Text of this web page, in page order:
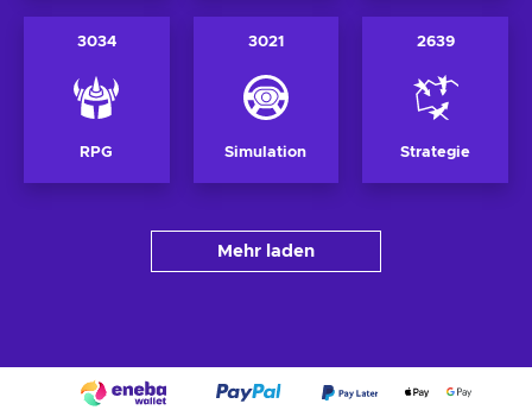
3034
RPG
3021
Simulation
2639
Strategie
Mehr laden